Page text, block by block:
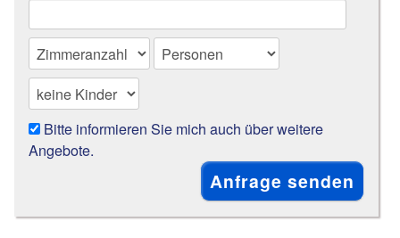
Bitte informieren Sie mich auch über weitere
Angebote.